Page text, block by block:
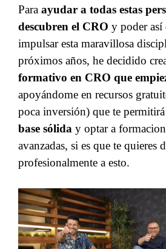
Para ayudar a todas estas
descubren el CRO y poder así
impulsar esta maravillosa
próximos años, he decidido
formativo en CRO que
apoyándome en recursos
poca inversión) que te permitirá
base sólida y optar a
avanzadas, si es que te quieres
profesionalmente a esto.